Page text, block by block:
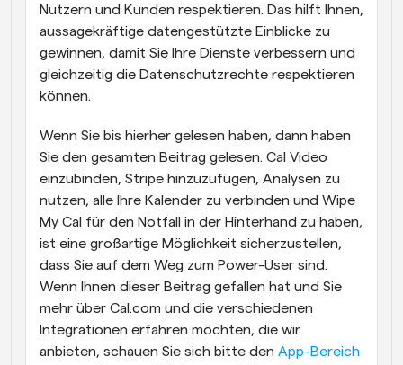
Nutzern und Kunden respektieren. Das hilft Ihnen,
aussagekräftige datengestützte Einblicke zu
gewinnen, damit Sie Ihre Dienste verbessern und
gleichzeitig die Datenschutzrechte respektieren
können.
Wenn Sie bis hierher gelesen haben, dann haben
Sie den gesamten Beitrag gelesen. Cal Video
einzubinden, Stripe hinzuzufügen, Analysen zu
nutzen, alle Ihre Kalender zu verbinden und Wipe
My Cal für den Notfall in der Hinterhand zu haben,
ist eine großartige Möglichkeit sicherzustellen,
dass Sie auf dem Weg zum Power-User sind.
Wenn Ihnen dieser Beitrag gefallen hat und Sie
mehr über Cal.com und die verschiedenen
Integrationen erfahren möchten, die wir
anbieten, schauen Sie sich bitte den App-Bereich